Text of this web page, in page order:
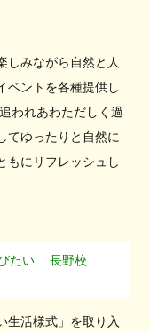
しみながら自然と人
ベントを各種提供し
われあわただしく過
てゆったりと自然に
もにリフレッシュし
たい
長野校
生活様式」を取り入